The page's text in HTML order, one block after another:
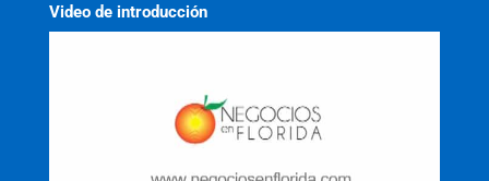
Video de introducción